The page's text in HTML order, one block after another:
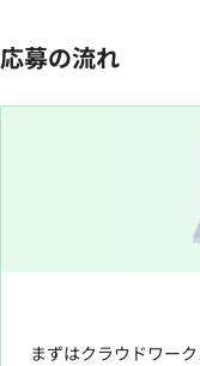
応募の流れ
まずはクラウドワー